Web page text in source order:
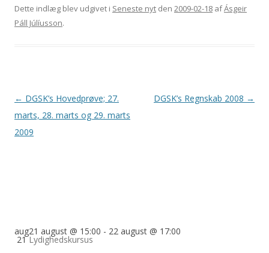
Dette indlæg blev udgivet i Seneste nyt den 2009-02-18 afÁsgeir
Páll Júlíusson.
Indlægsnavigation
← DGSK’s Hovedprøve; 27.
marts, 28. marts og 29. marts
2009
DGSK’s Regnskab 2008 →
aug
21
21 august @ 15:00 - 22 august @ 17:00
Lydighedskursus